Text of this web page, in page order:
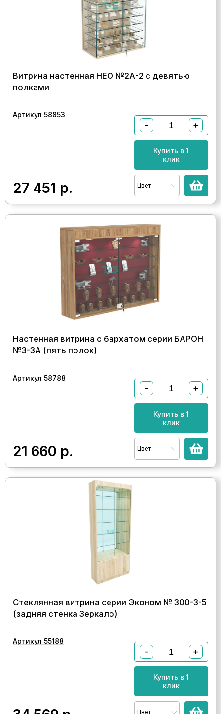
Витрина настенная НЕО №2А-2 с девятью
полками
Артикул 58853
27 451 р.
− +
Купить в 1
клик
Цвет
Настенная витрина с бархатом серии БАРОН
№3-3А (пять полок)
Артикул 58788
21 660 р.
− +
Купить в 1
клик
Цвет
Стеклянная витрина серии Эконом № 300-3-5
(задняя стенка Зеркало)
Артикул 55188
− +
Купить в 1
клик
Цвет